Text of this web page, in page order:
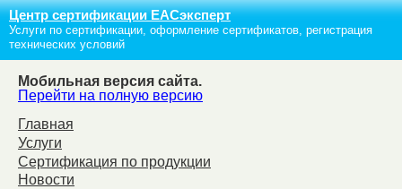
Центр сертификации ЕАСэксперт
Услуги по сертификации, оформление сертификатов, регистрация
технических условий
Мобильная версия сайта.
Перейти на полную версию
Главная
Услуги
Сертификация по продукции
Новости